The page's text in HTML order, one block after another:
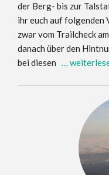
der Berg- bis zur
ihr euch auf folgenden
zwar vom Trailcheck
danach über den
bei diesen …